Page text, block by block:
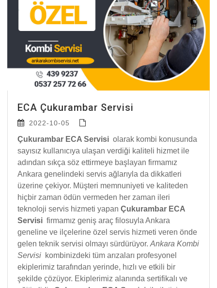
ECA Çukurambar Servisi
2022-10-05
Çukurambar ECA Servisi olarak kombi konusunda
sayısız kullanıcıya ulaşan verdiği kaliteli hizmet ile
adından sıkça söz ettirmeye başlayan firmamız
Ankara genelindeki servis ağlarıyla da dikkatleri
üzerine çekiyor. Müşteri memnuniyeti ve kaliteden
hiçbir zaman ödün vermeden her zaman ileri
teknoloji servis hizmeti yapan Çukurambar ECA
Servisi firmamız geniş araç filosuyla Ankara
geneline ve ilçelerine özel servis hizmeti veren önde
gelen teknik servisi olmayı sürdürüyor. Ankara Kombi
Servisi kombinizdeki tüm arızaları profesyonel
ekiplerimiz tarafından yerinde, hızlı ve etkili bir
şekilde çözüyor. Ekiplerimiz alanında sertifikalı ve